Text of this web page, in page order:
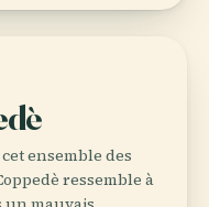
ensemble des
ressemble à